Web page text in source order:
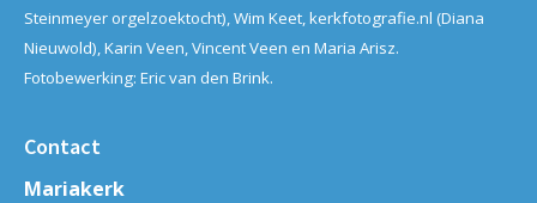
Steinmeyer orgelzoektocht), Wim Keet, kerkfotografie.nl (Diana
Nieuwold), Karin Veen, Vincent Veen en Maria Arisz.
Fotobewerking: Eric van den Brink.
Contact
Mariakerk